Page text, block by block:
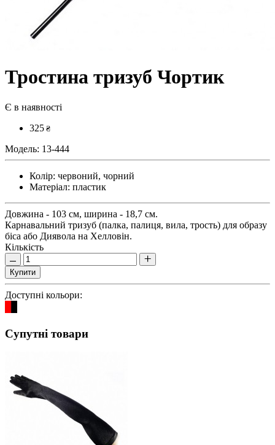
Тростина тризуб Чортик
Є в наявності
325 ₴
Модель: 13-444
Колір: червоний, чорний
Матеріал: пластик
Довжина - 103 см, ширина - 18,7 см.
Карнавальний тризуб (палка, палиця, вила, трость) для образу
біса або Диявола на Хелловін.
Кількість
Купити
Доступні кольори:
Супутні товари